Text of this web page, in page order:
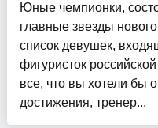
Юные чемпионки,
главные звезды
список девушек,
фигуристок
все, что вы хотели бы о
достижения, тренер...